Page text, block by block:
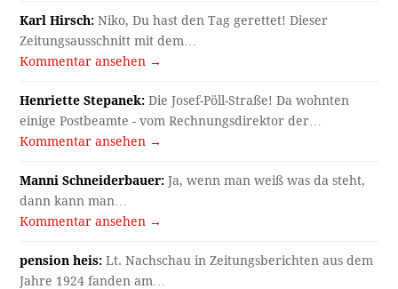
Karl Hirsch: Niko, Du hast den Tag gerettet! Dieser
Zeitungsausschnitt mit dem…
Kommentar ansehen →
Henriette Stepanek: Die Josef-Pöll-Straße! Da wohnten
einige Postbeamte - vom Rechnungsdirektor der…
Kommentar ansehen →
Manni Schneiderbauer: Ja, wenn man weiß was da steht,
dann kann man…
Kommentar ansehen →
pension heis: Lt. Nachschau in Zeitungsberichten aus dem
Jahre 1924 fanden am…